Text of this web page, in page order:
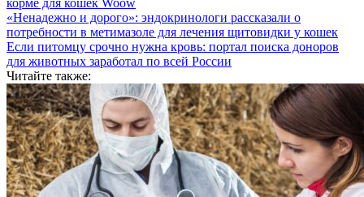
корме для кошек Woow
«Ненадежно и дорого»: эндокринологи рассказали о
потребности в метимазоле для лечения щитовидки у кошек
Если питомцу срочно нужна кровь: портал поиска доноров
для животных заработал по всей России
Читайте также: